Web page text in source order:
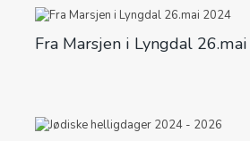
Fra Marsjen i Lyngdal